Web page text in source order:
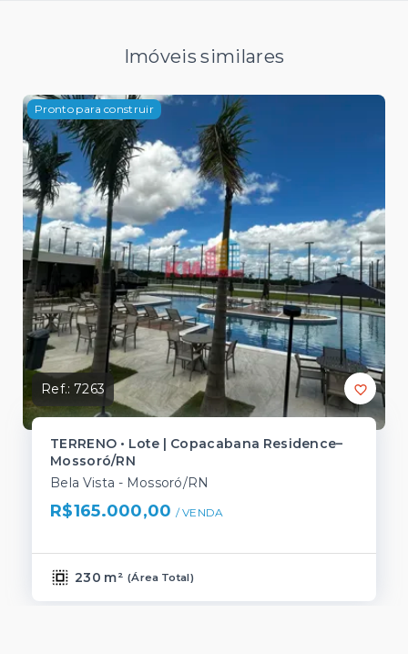
Imóveis similares
Pronto para construir
Ref.: 7263
TERRENO • Lote | Copacabana Residence–
Mossoró/RN
Bela Vista - Mossoró/RN
R$165.000,00 / VENDA
230 m² (Área Total)